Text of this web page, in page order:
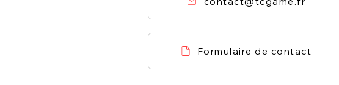
Formulaire de contact